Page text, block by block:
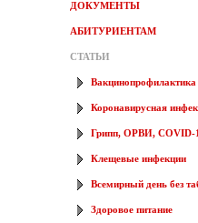
ДОКУМЕНТЫ
АБИТУРИЕНТАМ
СТАТЬИ
Вакцинопрофилактика
Коронавирусная
Грипп, ОРВИ, COVID-
Клещевые инфекции
Всемирный день без
Здоровое питание